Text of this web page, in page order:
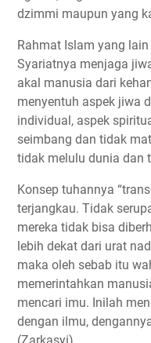
dzimmi maupun yang
Rahmat Islam yang
Syariatnya menjaga
akal manusia dari
menyentuh aspek jiwa
individual, aspek
seimbang dan tidak
tidak melulu dunia dan
Konsep tuhannya
terjangkau. Tidak
mereka tidak bisa
lebih dekat dari urat
maka oleh sebab itu
memerintahkan
mencari imu. Inilah
dengan ilmu,
(Zarkasyi)